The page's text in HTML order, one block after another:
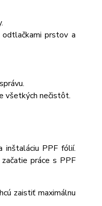
prstov a
všetkých nečistôt.
inštaláciu PPF fólií.
práce s PPF
zaistiť maximálnu